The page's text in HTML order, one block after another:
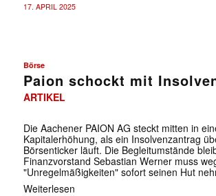
17. APRIL 2025
Börse
Paion schockt mit
ARTIKEL
Die Aachener PAION AG steckt mitten in
Kapitalerhöhung, als ein Insolvenzantrag
Börsenticker läuft. Die Begleitumstände
Finanzvorstand Sebastian Werner muss
"Unregelmäßigkeiten" sofort seinen Hut
Weiterlesen